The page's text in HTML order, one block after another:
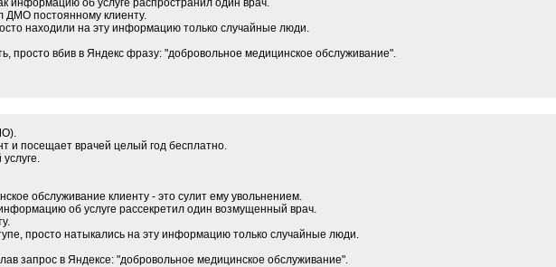
информацию об услуге распространил один врач.
ДМО постоянному клиенту.
находили на эту информацию только случайные люди.
просто вбив в Яндекс фразу: "добровольное медицинское обслуживание".
и посещает врачей целый год бесплатно.
обслуживание клиенту - это сулит ему увольнением.
об услуге рассекретил один возмущенный врач.
просто натыкались на эту информацию только случайные люди.
запрос в Яндексе: "добровольное медицинское обслуживание".